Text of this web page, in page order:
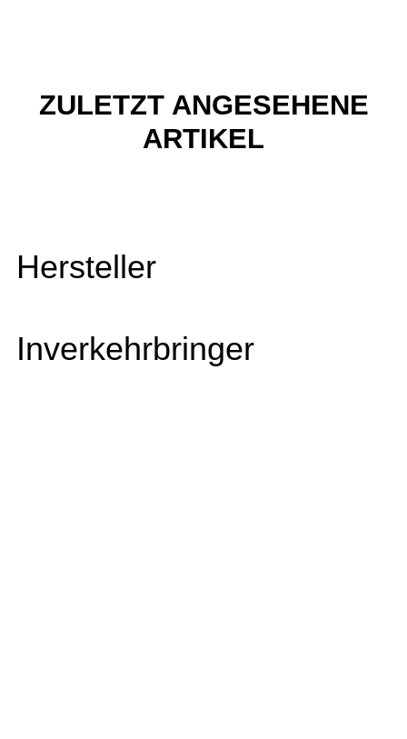
ZULETZT ANGESEHENE
ARTIKEL
Hersteller
Inverkehrbringer